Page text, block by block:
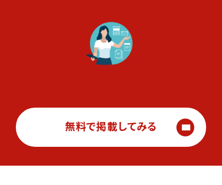
無料で掲載してみる